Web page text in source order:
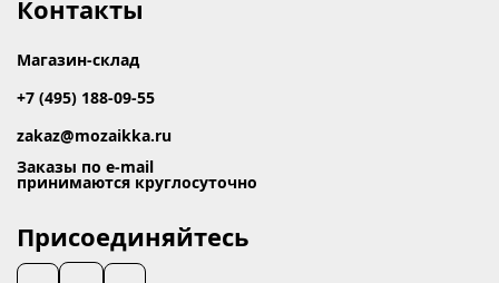
Контакты
Магазин-склад
+7 (495) 188-09-55
zakaz@mozaikka.ru
Заказы по e-mail
принимаются круглосуточно
Присоединяйтесь